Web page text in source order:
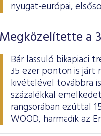
nyugat-európai,
Megközelítette a
Bár lassuló bikapiaci
35 ezer ponton is járt
kivételével továbbra
százalékkal
rangsorában ezúttal
WOOD, harmadik az